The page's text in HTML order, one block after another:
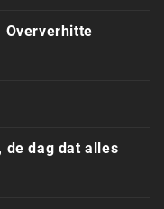
Oververhitte
de dag dat alles